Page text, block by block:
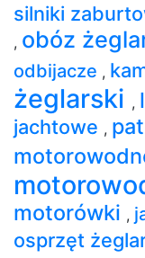
silniki
, obóz
odbijacze ,
żeglarski ,
jachtowe ,
motorówki ,
osprzęt